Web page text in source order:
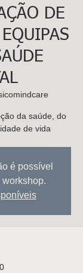
nos,
soluçã
o!
DE
da saúde, do
de vida
é possível
workshop.